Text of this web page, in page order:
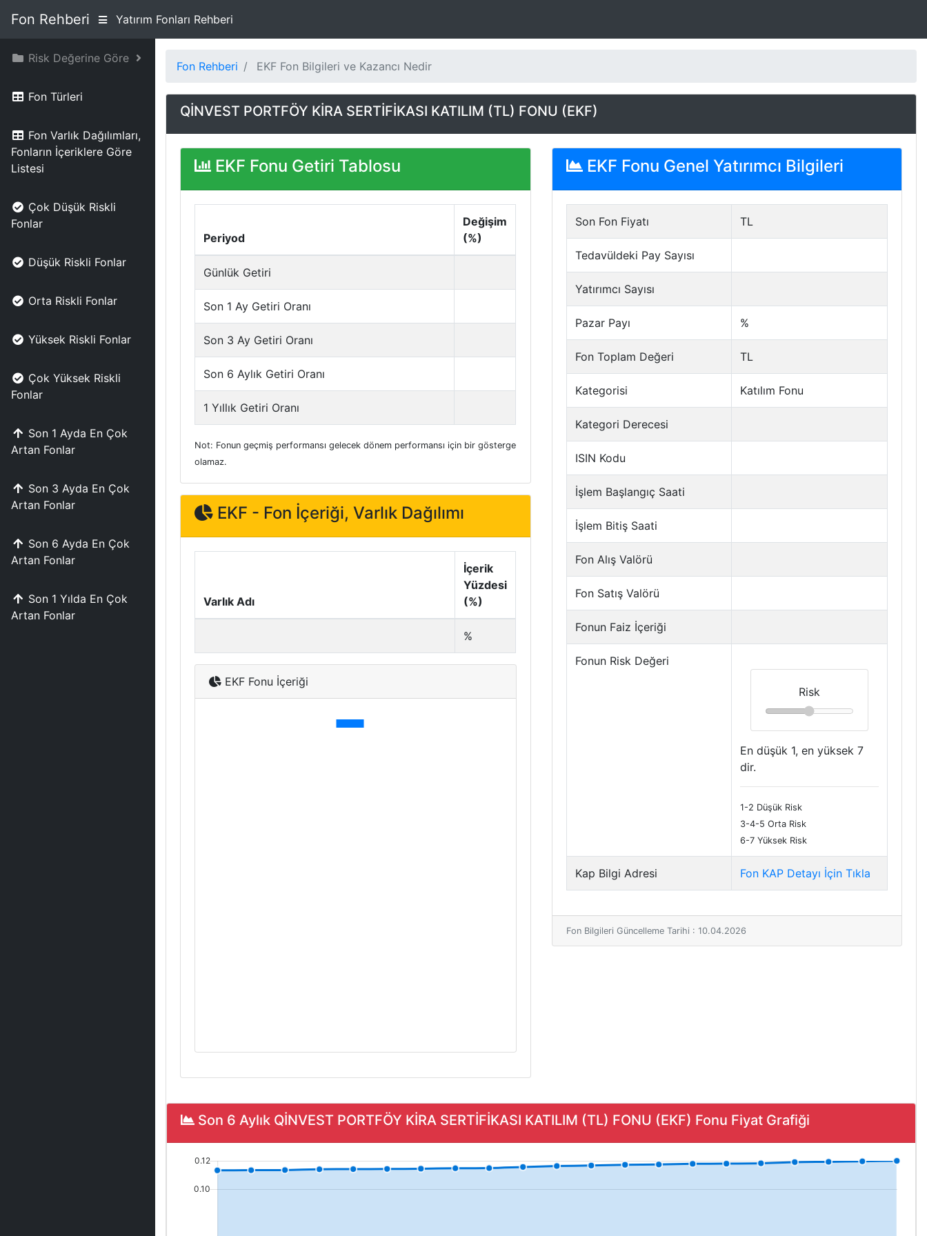
Fon Rehberi Yatırım Fonları Rehberi
Risk Değerine Göre
Fon Türleri
Fon Varlık Dağılımları,
Fonların İçeriklere Göre
Listesi
Çok Düşük Riskli
Fonlar
Düşük Riskli Fonlar
Orta Riskli Fonlar
Yüksek Riskli Fonlar
Çok Yüksek Riskli
Fonlar
Son 1 Ayda En Çok
Artan Fonlar
Son 3 Ayda En Çok
Artan Fonlar
Son 6 Ayda En Çok
Artan Fonlar
Son 1 Yılda En Çok
Artan Fonlar
Fon Rehberi EKF Fon Bilgileri ve Kazancı Nedir
QİNVEST PORTFÖY KİRA SERTİFİKASI KATILIM (TL) FONU (EKF)
EKF Fonu Getiri Tablosu
Periyod
Değişim
(%)
Günlük Getiri
Son 1 Ay Getiri Oranı
Son 3 Ay Getiri Oranı
Son 6 Aylık Getiri Oranı
1 Yıllık Getiri Oranı
Not: Fonun geçmiş performansı gelecek dönem performansı için bir gösterge
olamaz.
EKF - Fon İçeriği, Varlık Dağılımı
Varlık Adı
İçerik
Yüzdesi
(%)
%
EKF Fonu İçeriği
EKF Fonu Genel Yatırımcı Bilgileri
Son Fon Fiyatı TL
Tedavüldeki Pay Sayısı
Yatırımcı Sayısı
Pazar Payı %
Fon Toplam Değeri TL
Kategorisi Katılım Fonu
Kategori Derecesi
ISIN Kodu
İşlem Başlangıç Saati
İşlem Bitiş Saati
Fon Alış Valörü
Fon Satış Valörü
Fonun Faiz İçeriği
Fonun Risk Değeri
Risk
En düşük 1, en yüksek 7
dir.
1-2 Düşük Risk
3-4-5 Orta Risk
6-7 Yüksek Risk
Kap Bilgi Adresi Fon KAP Detayı İçin Tıkla
Fon Bilgileri Güncelleme Tarihi : 10.04.2026
Son 6 Aylık QİNVEST PORTFÖY KİRA SERTİFİKASI KATILIM (TL) FONU (EKF) Fonu Fiyat Grafiği